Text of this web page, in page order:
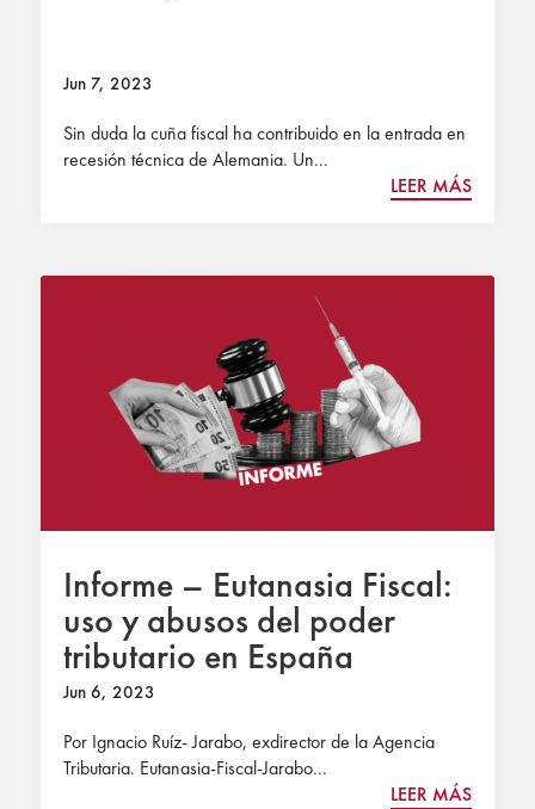
Jun 7, 2023
Sin duda la cuña fiscal ha contribuido en la entrada en
recesión técnica de Alemania. Un...
LEER MÁS
Informe – Eutanasia Fiscal:
uso y abusos del poder
tributario en España
Jun 6, 2023
Por Ignacio Ruíz- Jarabo, exdirector de la Agencia
Tributaria. Eutanasia-Fiscal-Jarabo...
LEER MÁS